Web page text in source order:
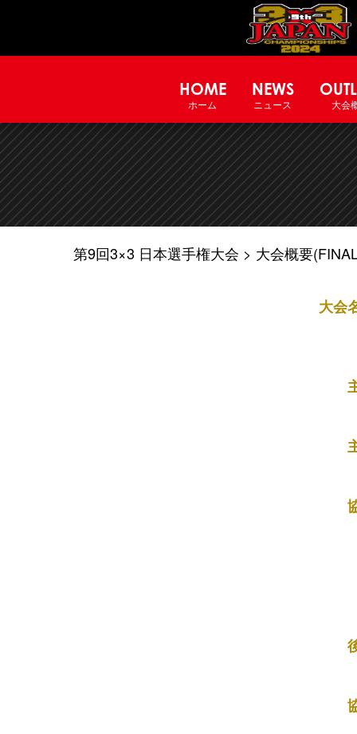
HOME
ホーム
NEWS
ニュース 大会
第9回3×3 日本選手権大会 大会概要
大会